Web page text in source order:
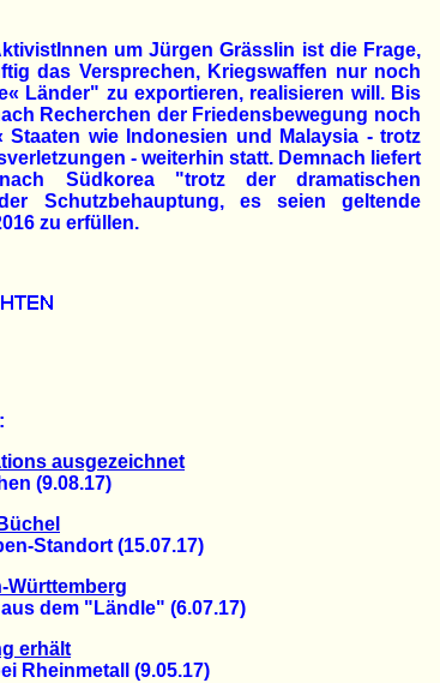
um Jürgen Grässlin ist die Frage,
das Versprechen, Kriegswaffen nur noch
Länder" zu exportieren, realisieren will. Bis
Recherchen der Friedensbewegung noch
Staaten wie Indonesien und Malaysia - trotz
- weiterhin statt. Demnach liefert
Südkorea "trotz der dramatischen
Schutzbehauptung, es seien geltende
zu erfüllen.
ausgezeichnet
(9.08.17)
Standort (15.07.17)
Württemberg
dem "Ländle" (6.07.17)
erhält
Rheinmetall (9.05.17)